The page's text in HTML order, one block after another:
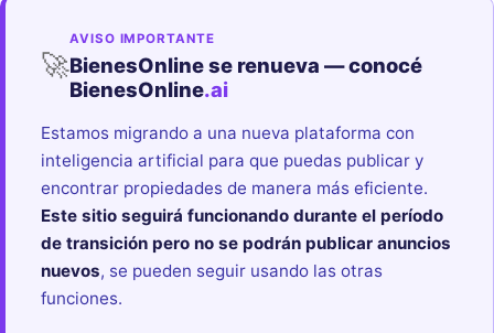
🚀
AVISO IMPORTANTE
BienesOnline se renueva — conocé
BienesOnline.ai
Estamos migrando a una nueva plataforma con
inteligencia artificial para que puedas publicar y
encontrar propiedades de manera más eficiente.
Este sitio seguirá funcionando durante el período
de transición pero no se podrán publicar anuncios
nuevos, se pueden seguir usando las otras
funciones.